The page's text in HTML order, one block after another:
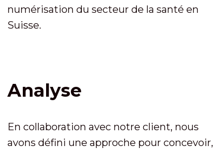
numérisation du secteur de la santé en
Suisse.
Analyse
En collaboration avec notre client, nous
avons défini une approche pour concevoir,